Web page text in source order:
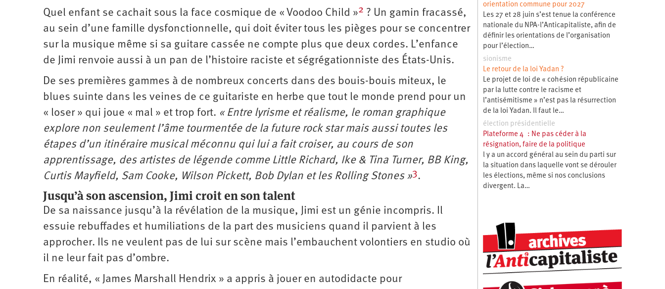
Quel enfant se cachait sous la face cosmique de « Voodoo Child »2 ? Un gamin fracassé,
au sein d’une famille dysfonctionnelle, qui doit éviter tous les pièges pour se concentrer
sur la musique même si sa guitare cassée ne compte plus que deux cordes. L’enfance
de Jimi renvoie aussi à un pan de l’histoire raciste et ségrégationniste des États-Unis.
De ses premières gammes à de nombreux concerts dans des bouis-bouis miteux, le
blues suinte dans les veines de ce guitariste en herbe que tout le monde prend pour un
« loser » qui joue « mal » et trop fort. « Entre lyrisme et réalisme, le roman graphique
explore non seulement l’âme tourmentée de la future rock star mais aussi toutes les
étapes d’un itinéraire musical méconnu qui lui a fait croiser, au cours de son
apprentissage, des artistes de légende comme Little Richard, Ike & Tina Turner, BB King,
Curtis Mayfield, Sam Cooke, Wilson Pickett, Bob Dylan et les Rolling Stones »3.
Jusqu’à son ascension, Jimi croit en son talent
De sa naissance jusqu’à la révélation de la musique, Jimi est un génie incompris. Il
essuie rebuffades et humiliations de la part des musiciens quand il parvient à les
approcher. Ils ne veulent pas de lui sur scène mais l’embauchent volontiers en studio où
il ne leur fait pas d’ombre.
En réalité, « James Marshall Hendrix » a appris à jouer en autodidacte pour
orientation commune pour 2027
Les 27 et 28 juin s’est tenue la conférence
nationale du NPA-l’Anticapitaliste, afin de
définir les orientations de l’organisation
pour l’élection…
sionisme
Le retour de la loi Yadan ?
Le projet de loi de « cohésion républicaine
par la lutte contre le racisme et
l’antisémitisme » n’est pas la résurrection
de la loi Yadan. Il faut le…
élection présidentielle
Plateforme 4 : Ne pas céder à la
résignation, faire de la politique
l y a un accord général au sein du parti sur
la situation dans laquelle vont se dérouler
les élections, même si nos conclusions
divergent. La…